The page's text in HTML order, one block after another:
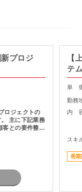
新プロジ
ロジェクトの
主に下記業務
客との要件整
画の策定およ
整およびマネ
管理 ・関係
・要件定義か
【
テ
単
勤務
内
スキ
長期